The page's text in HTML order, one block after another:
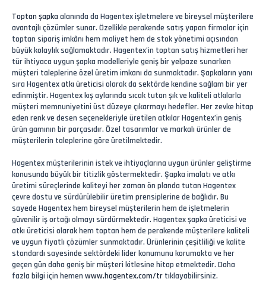
Toptan şapka alanında da Hagentex işletmelere ve bireysel müşterilere
avantajlı çözümler sunar. Özellikle perakende satış yapan firmalar için
toptan sipariş imkânı hem maliyet hem de stok yönetimi açısından
büyük kolaylık sağlamaktadır. Hagentex’in toptan satış hizmetleri her
tür ihtiyaca uygun şapka modelleriyle geniş bir yelpaze sunarken
müşteri taleplerine özel üretim imkanı da sunmaktadır. Şapkaların yanı
sıra Hagentexatkı üreticisi olarak da sektörde kendine sağlam bir yer
edinmiştir. Hagentex kış aylarında sıcak tutan şık ve kaliteli atkılarla
müşteri memnuniyetini üst düzeye çıkarmayı hedefler. Her zevke hitap
eden renk ve desen seçenekleriyle üretilen atkılar Hagentex’in geniş
ürün gamının bir parçasıdır. Özel tasarımlar ve markalı ürünler de
müşterilerin taleplerine göre üretilmektedir.
Hagentex müşterilerinin istek ve ihtiyaçlarına uygun ürünler geliştirme
konusunda büyük bir titizlik göstermektedir. Şapka imalatı ve atkı
üretimi süreçlerinde kaliteyi her zaman ön planda tutan Hagentex
çevre dostu ve sürdürülebilir üretim prensiplerine de bağlıdır. Bu
sayede Hagentex hem bireysel müşterilerin hem de işletmelerin
güvenilir iş ortağı olmayı sürdürmektedir. Hagentex şapka üreticisi ve
atkı üreticisi olarak hem toptan hem de perakende müşterilere kaliteli
ve uygun fiyatlı çözümler sunmaktadır. Ürünlerinin çeşitliliği ve kalite
standardı sayesinde sektördeki lider konumunu korumakta ve her
geçen gün daha geniş bir müşteri kitlesine hitap etmektedir. Daha
fazla bilgi için hemen www.hagentex.com/tr tıklayabilirsiniz.